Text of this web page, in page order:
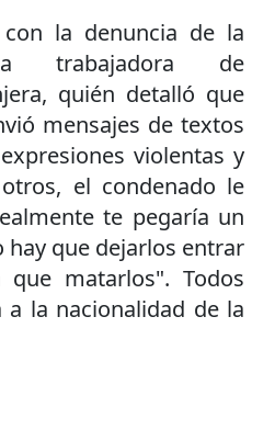
la denuncia de la
trabajadora de
quién detalló que
mensajes de textos
violentas y
el condenado le
te pegaría un
hay que dejarlos entrar
que matarlos". Todos
a la nacionalidad de la